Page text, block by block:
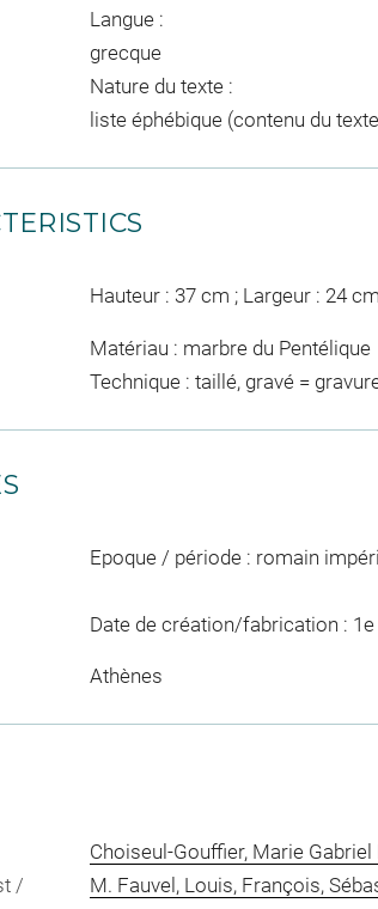
Langue :
grecque
Nature du texte :
liste éphébique (contenu du
Hauteur : 37 cm ; Largeur : 24
Matériau : marbre du Pentélique
Technique : taillé, gravé =
Epoque / période : romain
Date de création/fabrication :
Athènes
/
Choiseul-Gouffier, Marie
M. Fauvel, Louis, François,